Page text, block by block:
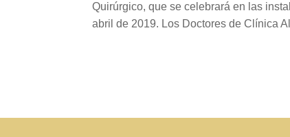
Quirúrgico, que se celebrará en las
abril de 2019. Los Doctores de Clínica